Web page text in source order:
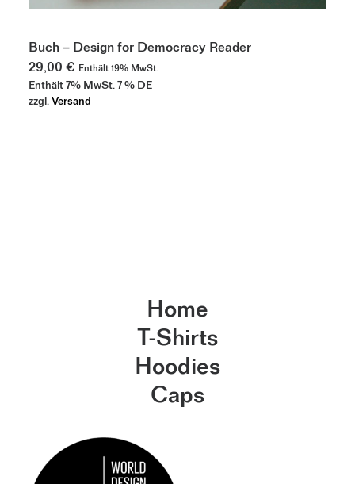
IN DEN WARENKORB
Buch – Design for Democracy Reader
29,00 € Enthält 19% MwSt.
Enthält 7% MwSt. 7 % DE
zzgl. Versand
Home
T-Shirts
Hoodies
Caps